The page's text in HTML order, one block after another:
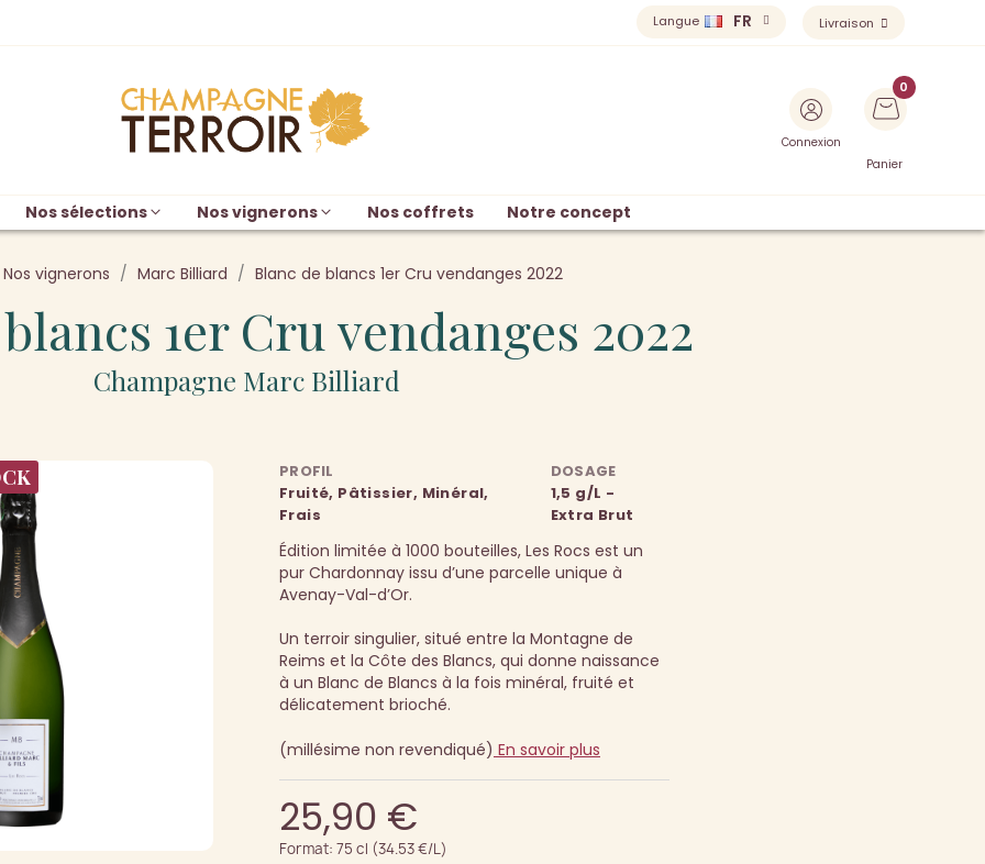
Langue FR Livraison
Connexion
Panier
Nos sélections Nos vignerons Nos coffrets Notre concept
Nos vignerons Marc Billiard Blanc de blancs 1er Cru vendanges 2022
1er Cru vendanges 2022
Champagne Marc Billiard
PROFIL
Fruité, Pâtissier, Minéral,
Frais
DOSAGE
1,5 g/L -
Extra Brut
Édition limitée à 1000 bouteilles, Les Rocs est un
pur Chardonnay issu d’une parcelle unique à
Avenay-Val-d’Or.
Un terroir singulier, situé entre la Montagne de
Reims et la Côte des Blancs, qui donne naissance
à un Blanc de Blancs à la fois minéral, fruité et
délicatement brioché.
(millésime non revendiqué) En savoir plus
25,90 €
Format: 75 cl (34.53 €/L)